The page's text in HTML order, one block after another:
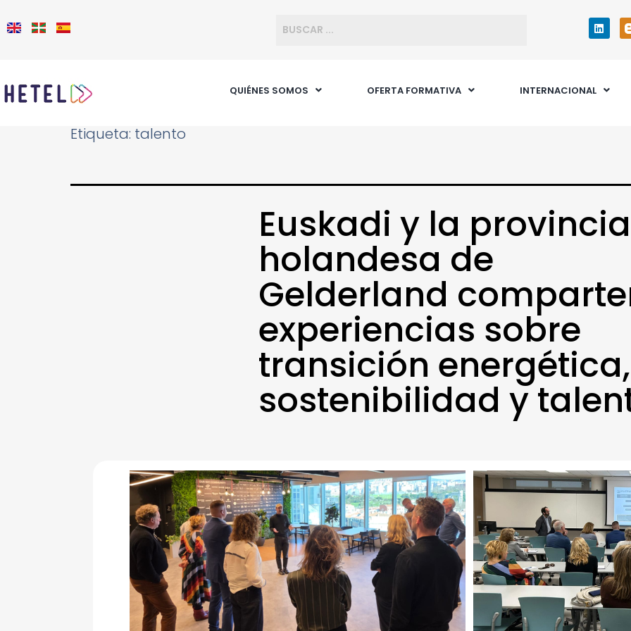
QUIÉNES SOMOS OFERTA FORMATIVA INTERNACIONAL
Etiqueta: talento
Euskadi y la provincia
holandesa de
Gelderland
experiencias sobre
transición energética,
sostenibilidad y